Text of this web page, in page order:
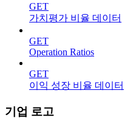
GET
가치평가 비율 데이터
GET
Operation Ratios
GET
이익 성장 비율 데이터
기업 로고